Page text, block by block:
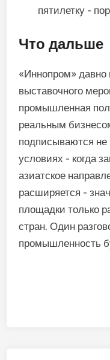
пятилетку -
Что дальше
«Иннопром»
выставочного
промышленная
реальным
подписываются
условиях - когда
азиатское
расширяется -
площадки только
стран. Один
промышленность